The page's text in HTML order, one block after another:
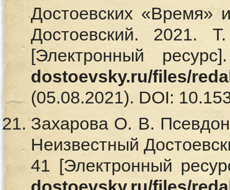
Достоевских «Время»
Достоевский.
[Электронный
dostoevsky.ru/files/
(05.08.2021). DOI:
Захарова О. В.
Неизвестный
41 [Электронный